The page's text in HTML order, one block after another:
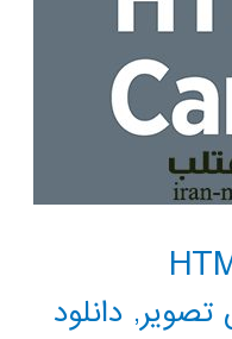
تصویر, دانلود